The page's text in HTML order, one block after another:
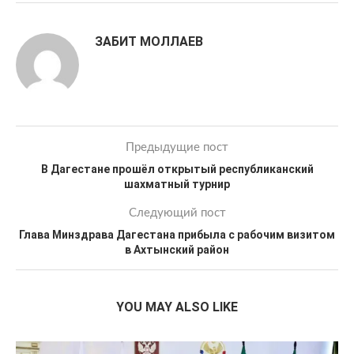
ЗАБИТ МОЛЛАЕВ
Предыдущие пост
В Дагестане прошёл открытый республиканский
шахматный турнир
Следующий пост
Глава Минздрава Дагестана прибыла с рабочим визитом
в Ахтынский район
YOU MAY ALSO LIKE